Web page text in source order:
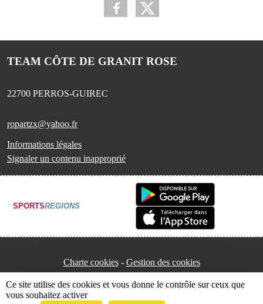
TEAM CÔTE DE GRANIT ROSE
22700 PERROS-GUIREC
ropartzx@yahoo.fr
Informations légales
Signaler un contenu inapproprié
SPORTSREGIONS
Charte cookies Gestion des cookies
Ce site utilise des cookies et vous donne le contrôle sur ceux que
vous souhaitez activer